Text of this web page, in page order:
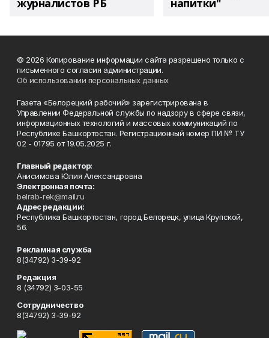
журналистов РБ напитки"
© 2026 Копирование информации сайта разрешено только с
письменного согласия администрации.
Об использовании персональных данных
Газета «Белорецкий рабочий» зарегистрирована в
Управлении Федеральной службы по надзору в сфере связи,
информационных технологий и массовых коммуникаций по
Республике Башкортостан. Регистрационный номер ПИ № ТУ
02 - 01795 от 19.05.2025 г.
Главный редактор:
Анисимова Юлия Александровна
Электронная почта:
belrab-rek@mail.ru
Адрес редакции:
Республика Башкортостан, город Белорецк, улица Крупской,
56.
Рекламная служба
8(34792) 3-39-92
Редакция
8 (34792) 3-03-55
Сотрудничество
8(34792) 3-39-92